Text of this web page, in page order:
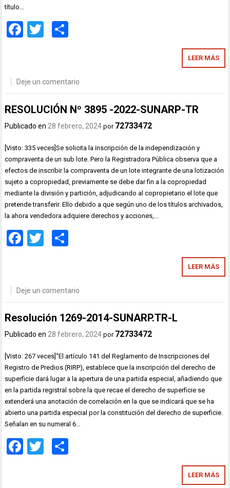
título…
Facebook
Twitter
LEER MÁS
Deje un comentario
RESOLUCIÓN Nº 3895 -2022-SUNARP-TR
Publicado en 28 febrero, 2024 por 72733472
[Visto: 335 veces]Se solicita la inscripción de la independización y
compraventa de un sub lote. Pero la Registradora Pública observa que a
efectos de inscribir la compraventa de un lote integrante de una lotización
sujeto a copropiedad, previamente se debe dar fin a la copropiedad
mediante la división y partición, adjudicando al copropietario el lote que
pretende transferir. Ello debido a que según uno de los títulos archivados,
la ahora vendedora adquiere derechos y acciones,…
Facebook
Twitter
LEER MÁS
Deje un comentario
Resolución 1269-2014-SUNARP.TR-L
Publicado en 28 febrero, 2024 por 72733472
[Visto: 267 veces]“El artículo 141 del Reglamento de Inscripciones del
Registro de Predios (RIRP), establece que la inscripción del derecho de
superficie dará lugar a la apertura de una partida especial, añadiendo que
en la partida registral sobre la que recae el derecho de superficie se
extenderá una anotación de correlación en la que se indicará que se ha
abierto una partida especial por la constitución del derecho de superficie.
Señalan en su numeral 6…
Facebook
Twitter
LEER MÁS